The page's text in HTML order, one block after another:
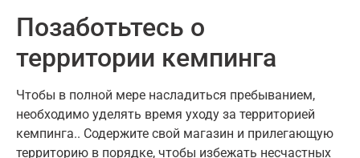
Позаботьтесь о
территории кемпинга
Чтобы в полной мере насладиться пребыванием,
необходимо уделять время уходу за территорией
кемпинга.. Содержите свой магазин и прилегающую
территорию в порядке, чтобы избежать несчастных